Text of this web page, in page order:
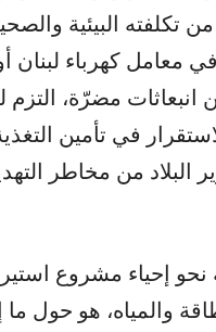
تكلفته البيئية
معامل كهرباء لبنان
مضرّة، التزم
في تأمين
البلاد من مخاطر
إحياء مشروع
والمياه، هو حول ما